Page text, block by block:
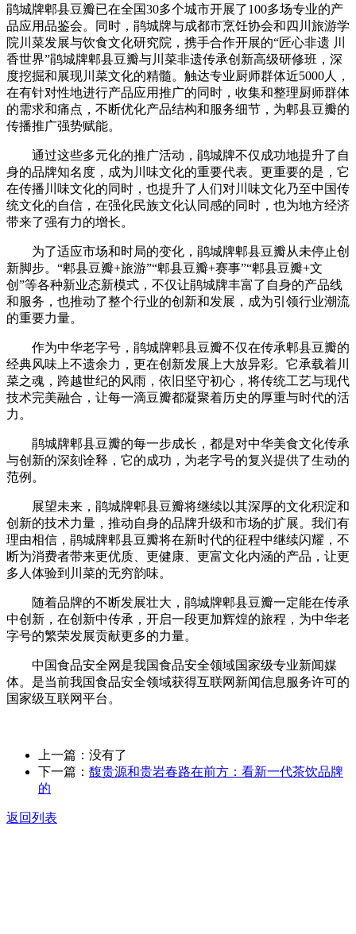
鹃城牌郫县豆瓣已在全国30多个城市开展了100多场专业的产
品应用品鉴会。同时，鹃城牌与成都市烹饪协会和四川旅游学
院川菜发展与饮食文化研究院，携手合作开展的“匠心非遗 川
香世界”鹃城牌郫县豆瓣与川菜非遗传承创新高级研修班，深
度挖掘和展现川菜文化的精髓。触达专业厨师群体近5000人，
在有针对性地进行产品应用推广的同时，收集和整理厨师群体
的需求和痛点，不断优化产品结构和服务细节，为郫县豆瓣的
传播推广强势赋能。
通过这些多元化的推广活动，鹃城牌不仅成功地提升了自
身的品牌知名度，成为川味文化的重要代表。更重要的是，它
在传播川味文化的同时，也提升了人们对川味文化乃至中国传
统文化的自信，在强化民族文化认同感的同时，也为地方经济
带来了强有力的增长。
为了适应市场和时局的变化，鹃城牌郫县豆瓣从未停止创
新脚步。“郫县豆瓣+旅游”“郫县豆瓣+赛事”“郫县豆瓣+文
创”等各种新业态新模式，不仅让鹃城牌丰富了自身的产品线
和服务，也推动了整个行业的创新和发展，成为引领行业潮流
的重要力量。
作为中华老字号，鹃城牌郫县豆瓣不仅在传承郫县豆瓣的
经典风味上不遗余力，更在创新发展上大放异彩。它承载着川
菜之魂，跨越世纪的风雨，依旧坚守初心，将传统工艺与现代
技术完美融合，让每一滴豆瓣都凝聚着历史的厚重与时代的活
力。
鹃城牌郫县豆瓣的每一步成长，都是对中华美食文化传承
与创新的深刻诠释，它的成功，为老字号的复兴提供了生动的
范例。
展望未来，鹃城牌郫县豆瓣将继续以其深厚的文化积淀和
创新的技术力量，推动自身的品牌升级和市场的扩展。我们有
理由相信，鹃城牌郫县豆瓣将在新时代的征程中继续闪耀，不
断为消费者带来更优质、更健康、更富文化内涵的产品，让更
多人体验到川菜的无穷韵味。
随着品牌的不断发展壮大，鹃城牌郫县豆瓣一定能在传承
中创新，在创新中传承，开启一段更加辉煌的旅程，为中华老
字号的繁荣发展贡献更多的力量。
中国食品安全网是我国食品安全领域国家级专业新闻媒
体。是当前我国食品安全领域获得互联网新闻信息服务许可的
国家级互联网平台。
上一篇：没有了
下一篇： 馥贵源和贵岩春路在前方：看新一代茶饮品牌
的
返回列表